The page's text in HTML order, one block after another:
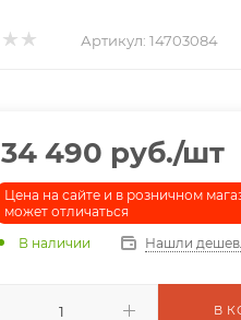
Артикул: 14703084
34 490 руб./шт
Цена на сайте и в розничном
может отличаться
В наличии
Нашли
В